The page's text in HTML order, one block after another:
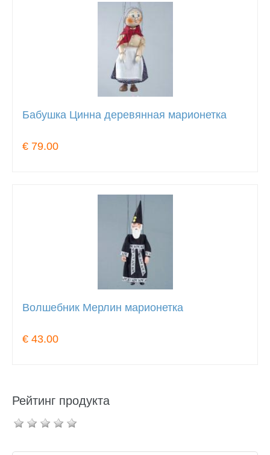
Бабушка Цинна деревянная марионетка
€ 79.00
Волшебник Мерлин марионетка
€ 43.00
Рейтинг продукта